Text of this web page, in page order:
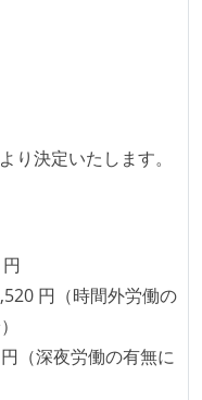
項
内に喫煙可能室設
り決定いたします。
円（時間外労働の
（深夜労働の有無に